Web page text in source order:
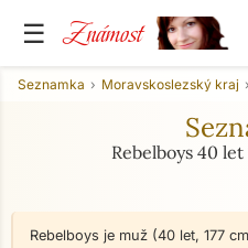
☰ Známost
Seznamka Moravskoslezský kraj
Rebelboys 40 let
Rebelboys je muž (40 let, 177